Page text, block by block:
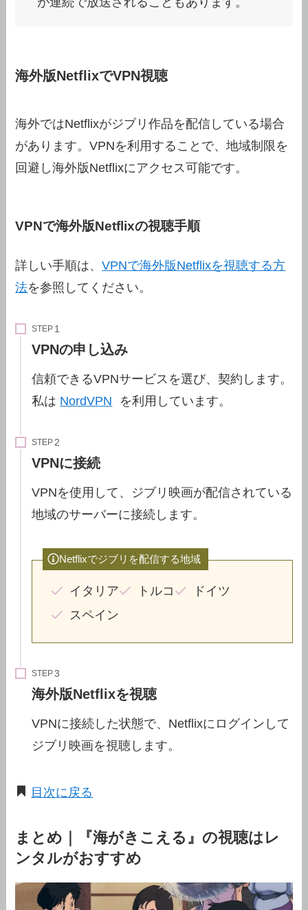
海外版NetflixでVPN視聴
海外ではNetflixがジブリ作品を配信している場合
があります。VPNを利用することで、地域制限を
回避し海外版Netflixにアクセス可能です。
VPNで海外版Netflixの視聴手順
詳しい手順は、VPNで海外版Netflixを視聴する方
法を参照してください。
STEP
VPNの申し込み
信頼できるVPNサービスを選び、契約します。
私は NordVPN を利用しています。
STEP
VPNに接続
VPNを使用して、ジブリ映画が配信されている
地域のサーバーに接続します。
Netflixでジブリを配信する地域
イタリア トルコ
ドイツ
スペイン
STEP
海外版Netflixを視聴
VPNに接続した状態で、Netflixにログインして
ジブリ映画を視聴します。
目次に戻る
まとめ｜『海がきこえる』の視聴はレ
ンタルがおすすめ